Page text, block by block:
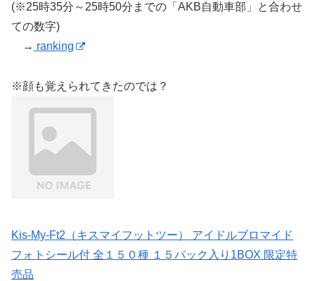
(※25時35分～25時50分までの「AKB自動車部」と合わせ
ての数字)
→ ranking
※顔も覚えられてきたのでは？
Kis-My-Ft2（キスマイフットツー） アイドルブロマイド
フォトシール付 全１５０種 １５パック入り1BOX 限定特
売品